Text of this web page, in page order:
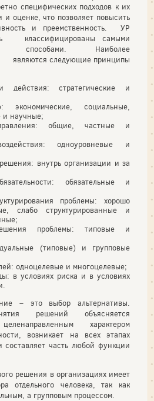
подходов к их
и оценке, что позволяет повысить
и преемственность. УР
самыми
способами. Наиболее
являются следующие принципы
действия: стратегические и
экономические, социальные,
и научные;
общие, частные и
одноуровневые и
внутрь организации и за
обязательные и
проблемы: хорошо
слабо структурированные и
проблемы: типовые и
(типовые) и групповые
одноцелевые и многоцелевые;
в условиях риска и в условиях
– это выбор альтернативы.
решений объясняется
характером
возникает на всех этапах
составляет часть любой функции
решения в организациях имеет
отдельного человека, так как
а групповым процессом.